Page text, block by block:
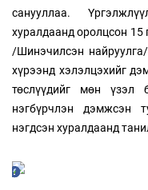
санууллаа.
хуралдаанд оролцсон 15
/Шинэчилсэн
хүрээнд хэлэлцэхийг
төслүүдийг мөн үзэл
нэгбүрчлэн дэмжсэн
нэгдсэн хуралдаанд